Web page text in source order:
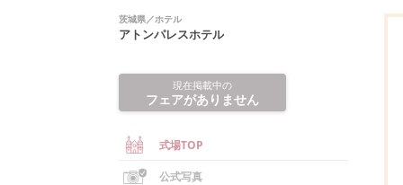
茨城県／ホテル
アトンパレスホテル
現在掲載中の
フェアがありません
式場TOP
公式写真